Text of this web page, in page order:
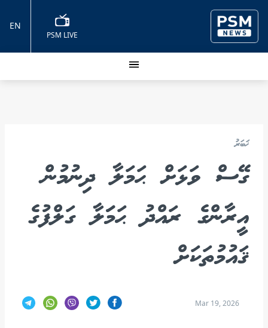
PSM LIVE
EN
ޚަބަރު
ގޭސް ވަޅަށް ޙަމަލާ ދިނުމުން
އީރާންގެ ރައްދު ޙަމަަލާ ގަލްފުގެ
ޤައުމުތަކަށް
Mar 19, 2026